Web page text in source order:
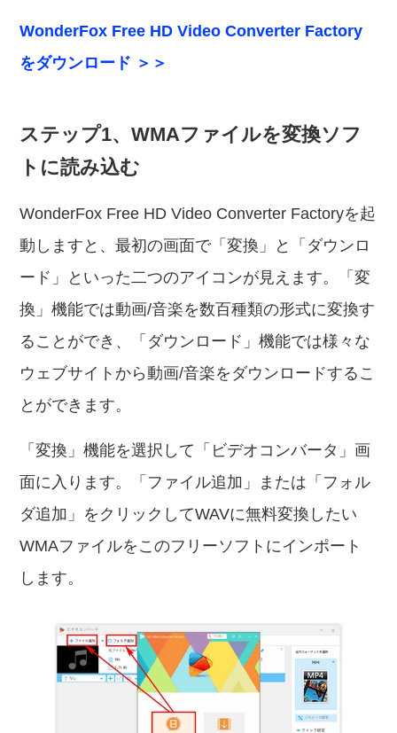
WonderFox Free HD Video Converter Factory
をダウンロード ＞＞
ステップ1、WMAファイルを変換ソフ
トに読み込む
WonderFox Free HD Video Converter Factoryを起
動しますと、最初の画面で「変換」と「ダウンロ
ード」といった二つのアイコンが見えます。「変
換」機能では動画/音楽を数百種類の形式に変換す
ることができ、「ダウンロード」機能では様々な
ウェブサイトから動画/音楽をダウンロードするこ
とができます。
「変換」機能を選択して「ビデオコンバータ」画
面に入ります。「ファイル追加」または「フォル
ダ追加」をクリックしてWAVに無料変換したい
WMAファイルをこのフリーソフトにインポート
します。